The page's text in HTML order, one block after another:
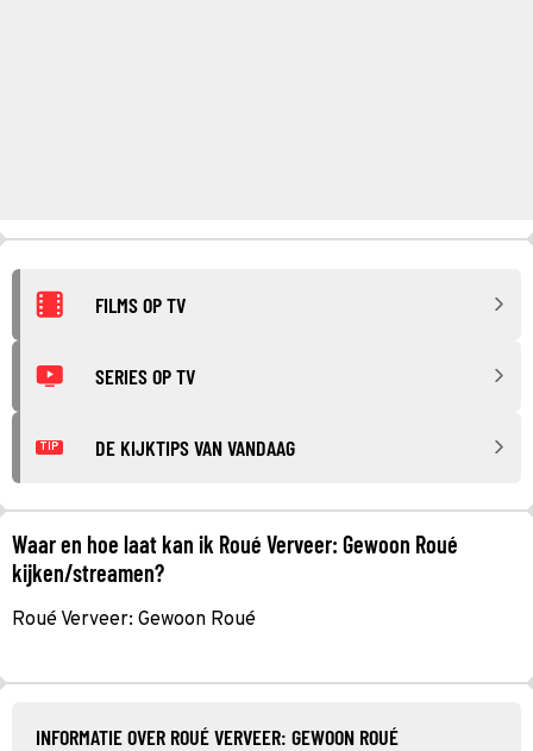
FILMS OP TV
SERIES OP TV
TIP DE KIJKTIPS VAN VANDAAG
Waar en hoe laat kan ik Roué Verveer: Gewoon Roué
kijken/streamen?
Roué Verveer: Gewoon Roué
INFORMATIE OVER ROUÉ VERVEER: GEWOON ROUÉ